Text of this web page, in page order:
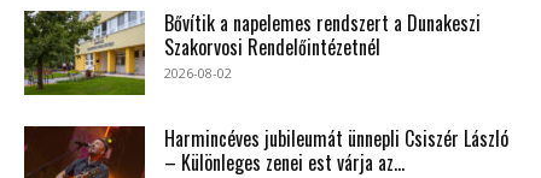
Bővítik a napelemes rendszert a Dunakeszi
Szakorvosi Rendelőintézetnél
2026-08-02
Harmincéves jubileumát ünnepli Csiszér László
– Különleges zenei est várja az...